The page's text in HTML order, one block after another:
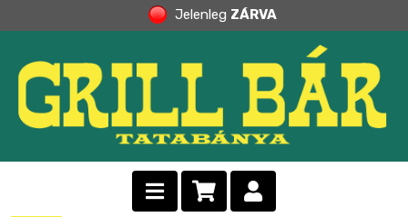
Jelenleg ZÁRVA